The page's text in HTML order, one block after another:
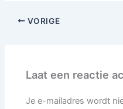
VORIGE
Laat een reactie
Je e-mailadres wordt